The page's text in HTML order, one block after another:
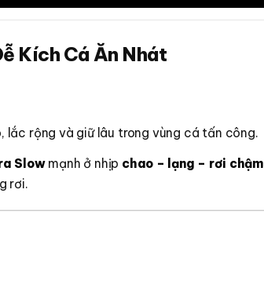
Kích Cá Ăn Nhát
rộng và giữ lâu trong vùng cá tấn công.
Slowmạnh ở nhịp chao – lạng – rơi chậm
rơi.